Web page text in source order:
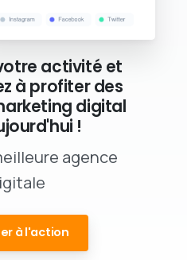
activité et
à profiter des
digital
!
agence
à l'action